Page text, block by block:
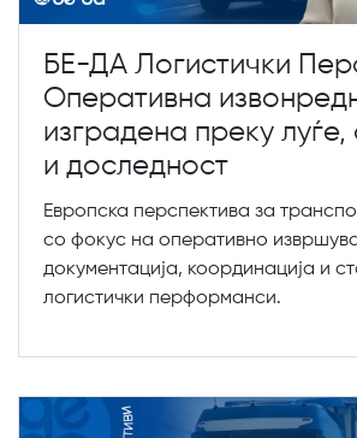
БЕ-ДА Логистички
Оперативна
изградена преку луѓе,
и доследност
Европска перспектива за
со фокус на оперативно
документација, координација и
логистички перформанси.